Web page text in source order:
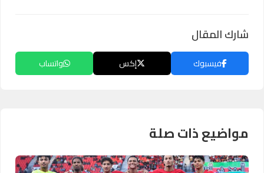
شارك المقال
فيسبوك إكس واتساب
مواضيع ذات صلة